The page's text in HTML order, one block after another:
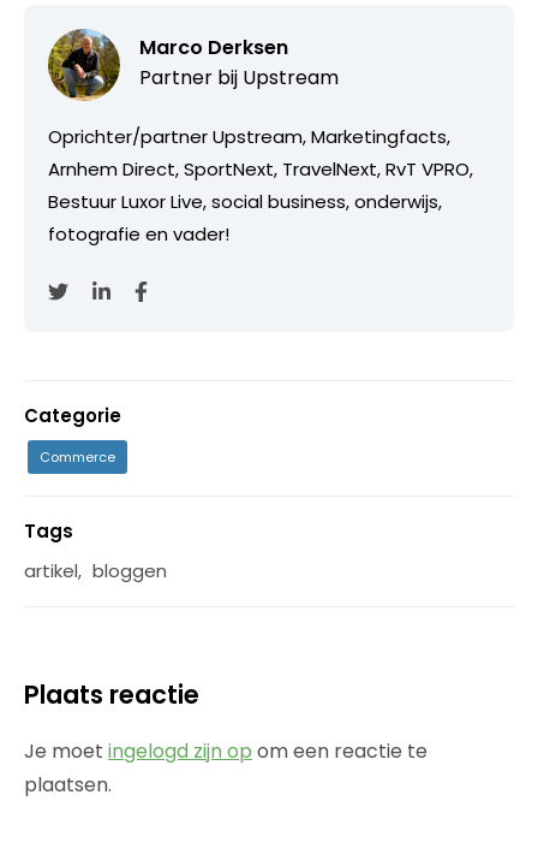
Marco Derksen
Partner bij Upstream
Oprichter/partner Upstream, Marketingfacts,
Arnhem Direct, SportNext, TravelNext, RvT VPRO,
Bestuur Luxor Live, social business, onderwijs,
fotografie en vader!
Categorie
Commerce
Tags
artikel, bloggen
Plaats reactie
Je moet ingelogd zijn op om een reactie te
plaatsen.